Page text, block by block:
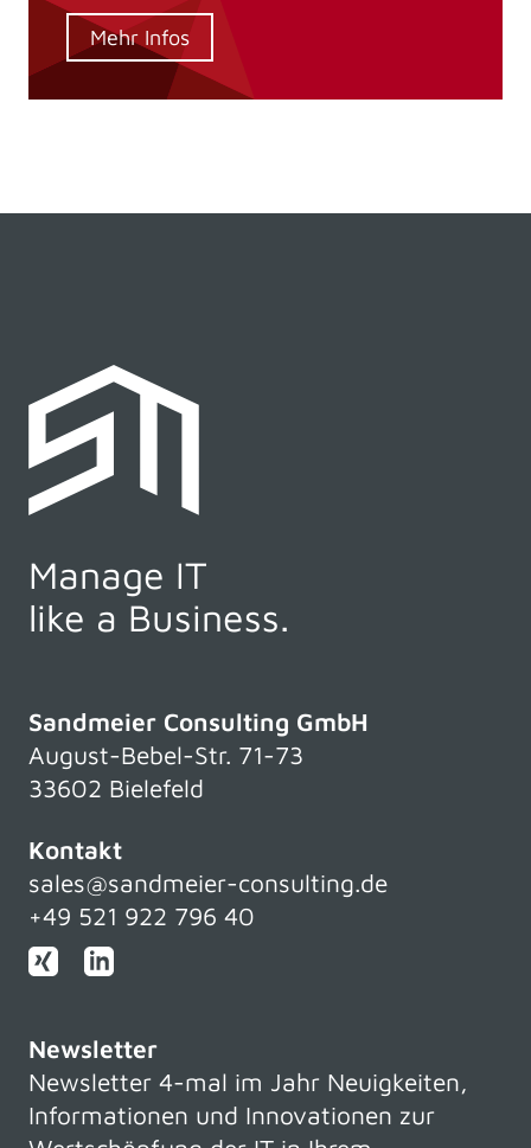
Mehr Infos
Manage IT
like a Business.
Sandmeier Consulting GmbH
August-Bebel-Str. 71-73
33602 Bielefeld
Kontakt
sales@sandmeier-consulting.de
+49 521 922 796 40
Newsletter
Newsletter 4-mal im Jahr Neuigkeiten,
Informationen und Innovationen zur